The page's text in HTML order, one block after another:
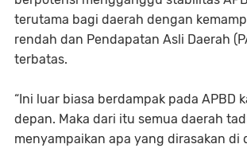
terutama bagi daerah dengan
rendah dan Pendapatan Asli Daerah
terbatas.
“Ini luar biasa berdampak pada APBD
depan. Maka dari itu semua daerah
menyampaikan apa yang dirasakan di